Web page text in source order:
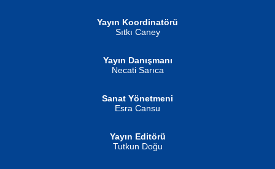
Yayın Koordinatörü
Sıtkı Caney
Yayın Danışmanı
Necati Sarıca
Sanat Yönetmeni
Esra Cansu
Yayın Editörü
Tutkun Doğu